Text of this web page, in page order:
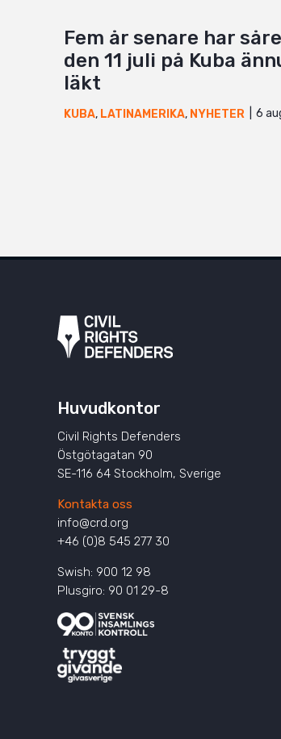
Fem år senare har
den 11 juli på Kuba
läkt
KUBA, LATINAMERIKA, NYHETER 6
Huvudkontor
Civil Rights Defenders
Östgötagatan 90
SE-116 64 Stockholm, Sverige
Kontakta oss
info@crd.org
+46 (0)8 545 277 30
Swish: 900 12 98
Plusgiro: 90 01 29-8